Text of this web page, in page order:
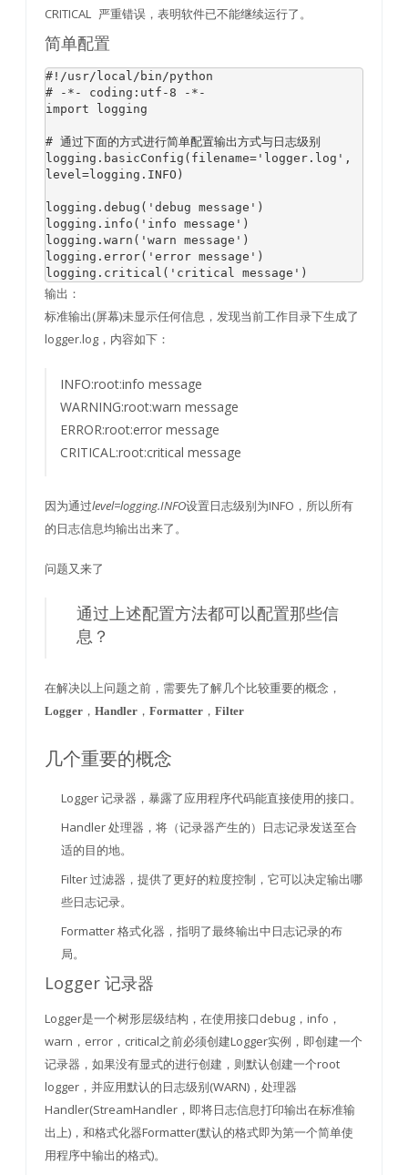
CRITICAL 严重错误，表明软件已不能继续运行了。
简单配置
#!/usr/local/bin/python
# -*- coding:utf-8 -*-
import logging
# 通过下面的方式进行简单配置输出方式与日志级别
logging.basicConfig(filename= 'logger.log' ,
level=logging.INFO)
logging.debug( 'debug message' )
logging.info( 'info message' )
logging.warn( 'warn message' )
logging.error( 'error message' )
logging.critical( 'critical message'
输出：
标准输出(屏幕)未显示任何信息，发现当前工作目录下生成了
logger.log，内容如下：
INFO:root:info message
WARNING:root:warn message
ERROR:root:error message
CRITICAL:root:critical message
因为通过level=logging.INFO设置日志级别为INFO，所以所有
的日志信息均输出出来了。
问题又来了
通过上述配置方法都可以配置那些信
息？
在解决以上问题之前，需要先了解几个比较重要的概念，
Logger ， Handler ， Formatter ， Filter
几个重要的概念
Logger 记录器，暴露了应用程序代码能直接使用的接口。
Handler 处理器，将（记录器产生的）日志记录发送至合
适的目的地。
Filter 过滤器，提供了更好的粒度控制，它可以决定输出哪
些日志记录。
Formatter 格式化器，指明了最终输出中日志记录的布
局。
Logger 记录器
Logger是一个树形层级结构，在使用接口debug，info，
warn，error，critical之前必须创建Logger实例，即创建一个
记录器，如果没有显式的进行创建，则默认创建一个root
logger，并应用默认的日志级别(WARN)，处理器
Handler(StreamHandler，即将日志信息打印输出在标准输
出上)，和格式化器Formatter(默认的格式即为第一个简单使
用程序中输出的格式)。